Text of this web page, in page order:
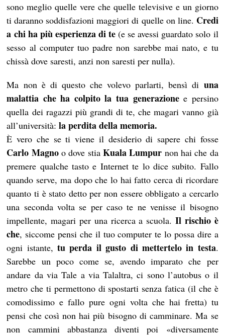
sono meglio quelle vere che quelle televisive e un giorno
ti daranno soddisfazioni maggiori di quelle on line. Credi
a chi ha più esperienza di te (e se avessi guardato solo il
sesso al computer tuo padre non sarebbe mai nato, e tu
chissà dove saresti, anzi non saresti per nulla).
Ma non è di questo che volevo parlarti, bensì di una
malattia che ha colpito la tua generazionee persino
quella dei ragazzi più grandi di te, che magari vanno già
all’università: la perdita della memoria.
È vero che se ti viene il desiderio di sapere chi fosse
Carlo Magnoo dove stia Kuala Lumpur non hai che da
premere qualche tasto e Internet te lo dice subito. Fallo
quando serve, ma dopo che lo hai fatto cerca di ricordare
quanto ti è stato detto per non essere obbligato a cercarlo
una seconda volta se per caso te ne venisse il bisogno
impellente, magari per una ricerca a scuola. Il rischio è
che, siccome pensi che il tuo computer te lo possa dire a
ogni istante,tu perda il gusto di mettertelo in testa.
Sarebbe un poco come se, avendo imparato che per
andare da via Tale a via Talaltra, ci sono l’autobus o il
metro che ti permettono di spostarti senza fatica (il che è
comodissimo e fallo pure ogni volta che hai fretta) tu
pensi che così non hai più bisogno di camminare. Ma se
non cammini abbastanza diventi poi «diversamente